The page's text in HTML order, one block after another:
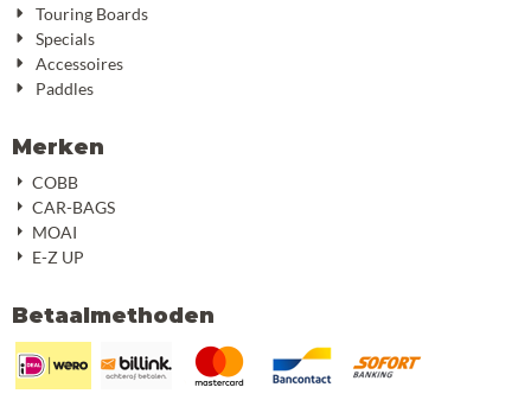
Touring Boards
Specials
Accessoires
Paddles
Merken
COBB
CAR-BAGS
MOAI
E-Z UP
Betaalmethoden